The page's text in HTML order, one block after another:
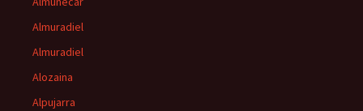
Almuradiel
Almuradiel
Alozaina
Alpujarra